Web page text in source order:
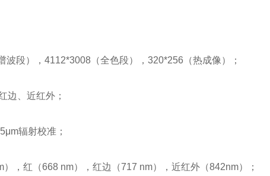
段），4112*3008（全色段），320*256（热成像）；
边、近红外；
辐射校准；
，红（668 nm），红边（717 nm），近红外（842nm）；